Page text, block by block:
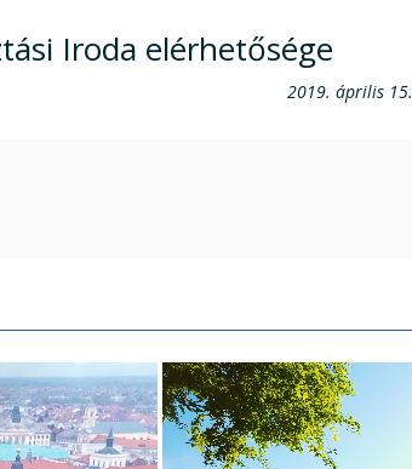
Iroda elérhetősége
2019. április 15.